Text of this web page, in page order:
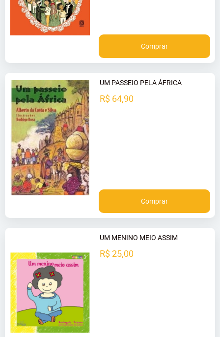
Comprar
UM PASSEIO PELA ÁFRICA
R$ 64,90
Comprar
UM MENINO MEIO ASSIM
R$ 25,00